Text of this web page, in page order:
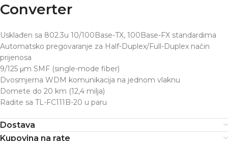
Converter
Usklađen sa 802.3u 10/100Base-TX, 100Base-FX standardima
Automatsko pregovaranje za Half-Duplex/Full-Duplex način
prijenosa
9/125 μm SMF (single-mode fiber)
Dvosmjerna WDM komunikacija na jednom vlaknu
Domete do 20 km (12,4 milja)
Radite sa TL-FC111B-20 u paru
Dostava
Kupovina na rate